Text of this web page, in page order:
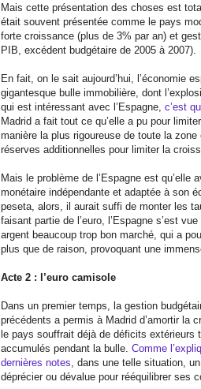
Mais cette présentation des choses est
était souvent présentée comme le pays
forte croissance (plus de 3% par an) et
PIB, excédent budgétaire de 2005 à 2007).
En fait, on le sait aujourd’hui, l’économie
gigantesque bulle immobilière, dont
qui est intéressant avec l’Espagne, c’est
Madrid a fait tout ce qu’elle a pu pour
manière la plus rigoureuse de toute la
réserves additionnelles pour limiter la
Mais le problème de l’Espagne est qu’elle
monétaire indépendante et adaptée à son
peseta, alors, il aurait suffi de monter les
faisant partie de l’euro, l’Espagne s’est
argent beaucoup trop bon marché, qui a
plus que de raison, provoquant une
Acte 2 : l’euro camisole
Dans un premier temps, la gestion
précédents a permis à Madrid d’amortir la
le pays souffrait déjà de déficits extérieurs
accumulés pendant la bulle. Comme
dernières notes , dans une telle situation,
déprécier ou dévalue pour rééquilibrer ses